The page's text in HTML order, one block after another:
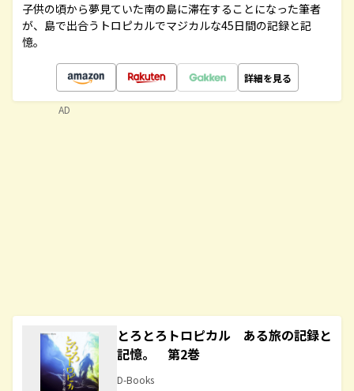
子供の頃から夢見ていた南の島に滞在することになった筆者
が、島で出合うトロピカルでマジカルな45日間の記録と記
憶。
詳細を見る
とろとろトロピカル ある旅の記録と
記憶。 第2巻
D-Books
AD